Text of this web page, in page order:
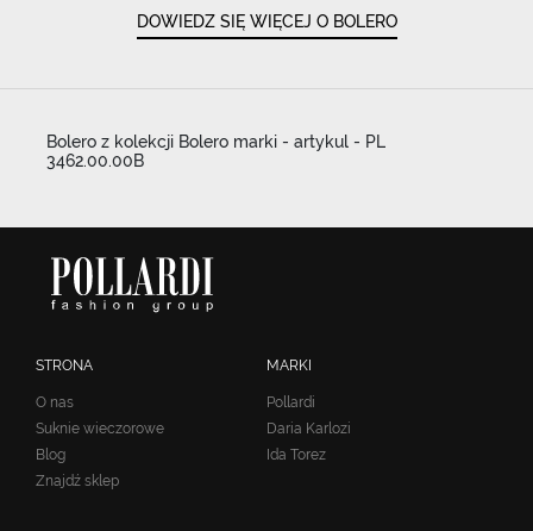
DOWIEDZ SIĘ WIĘCEJ O BOLERO
Bolero z kolekcji Bolero marki - artykul - PL
3462.00.00B
STRONA
O nas
Suknie wieczorowe
Blog
Znajdź sklep
MARKI
Pollardi
Daria Karlozi
Ida Torez